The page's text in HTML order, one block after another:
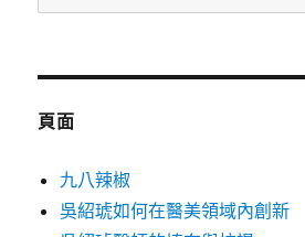
尋
鍵
頁面
九八辣椒
吳紹琥如何在醫美領域內創新